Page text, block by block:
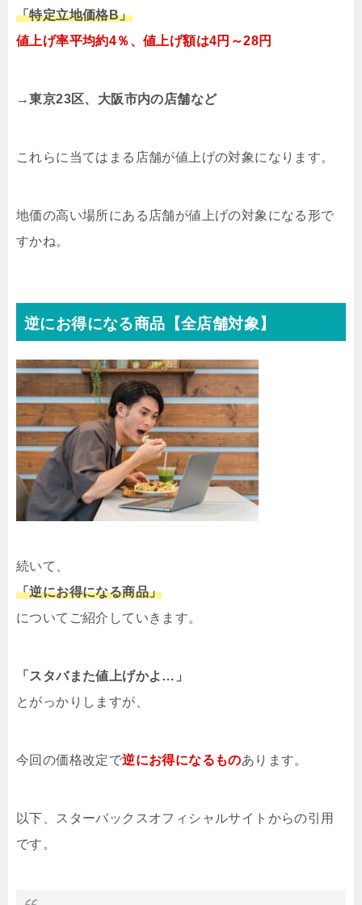
「特定立地価格B」
値上げ率平均約4％、値上げ額は4円～28円
→東京23区、大阪市内の店舗など
これらに当てはまる店舗が値上げの対象になります。
地価の高い場所にある店舗が値上げの対象になる形で
すかね。
逆にお得になる商品【全店舗対象】
続いて、
「逆にお得になる商品」
についてご紹介していきます。
「スタバまた値上げかよ…」
とがっかりしますが、
今回の価格改定で逆にお得になるものあります。
以下、スターバックスオフィシャルサイトからの引用
です。